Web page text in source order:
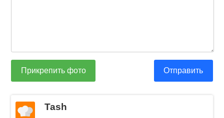
Прикрепить фото Отправить
Tash